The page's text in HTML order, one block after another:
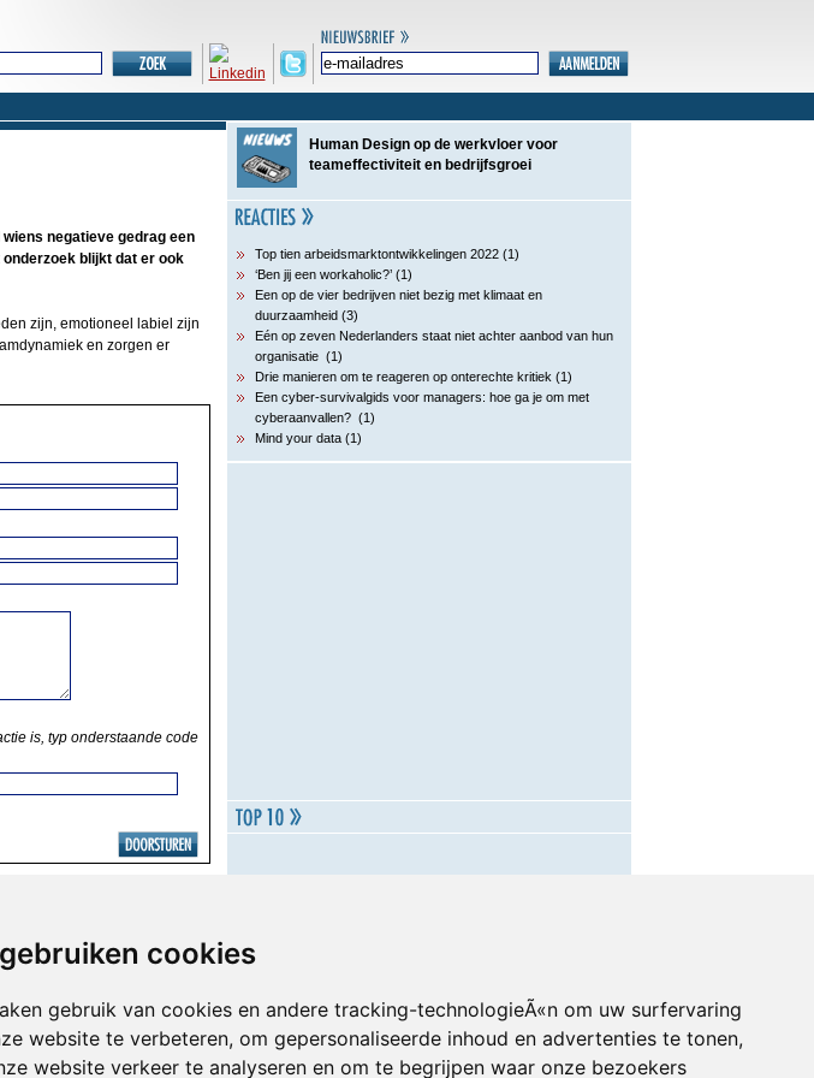
cookies
gebruik van cookies en andere tracking-technologieÃ«n om uw surfervaring
website te verbeteren, om gepersonaliseerde inhoud en advertenties te tonen,
website verkeer te analyseren en om te begrijpen waar onze bezoekers
negatieve gedrag een
blijkt dat er ook
zijn, emotioneel labiel zijn
en zorgen er
is, typ onderstaande code
Human Design op de werkvloer voor
teameffectiviteit en bedrijfsgroei
Top tien arbeidsmarktontwikkelingen 2022 (1)
‘Ben jij een workaholic?’ (1)
Een op de vier bedrijven niet bezig met klimaat en
duurzaamheid (3)
Eén op zeven Nederlanders staat niet achter aanbod van hun
organisatie (1)
Drie manieren om te reageren op onterechte kritiek (1)
Een cyber-survivalgids voor managers: hoe ga je om met
cyberaanvallen? (1)
Mind your data (1)